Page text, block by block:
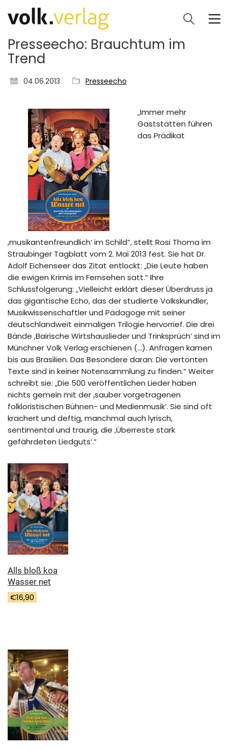
Presseecho: Brauchtum im
Trend
04.06.2013 Presseecho
„Immer mehr
Gaststätten führen
das Prädikat
,musikantenfreundlich‘ im Schild“, stellt Rosi Thoma im
Straubinger Tagblatt vom 2. Mai 2013 fest. Sie hat Dr.
Adolf Eichenseer das Zitat entlockt: „Die Leute haben
die ewigen Krimis im Fernsehen satt.“ Ihre
Schlussfolgerung: „Vielleicht erklärt dieser Überdruss ja
das gigantische Echo, das der studierte Volkskundler,
Musikwissenschaftler und Pädagoge mit seiner
deutschlandweit einmaligen Trilogie hervorrief. Die drei
Bände ,Bairische Wirtshauslieder und Trinksprüch‘ sind im
Münchner Volk Verlag erschienen (…). Anfragen kamen
bis aus Brasilien. Das Besondere daran: Die vertonten
Texte sind in keiner Notensammlung zu finden.“ Weiter
schreibt sie: „Die 500 veröffentlichen Lieder haben
nichts gemein mit der ,sauber vorgetragenen
folkloristischen Bühnen- und Medienmusik‘. Sie sind oft
krachert und deftig, manchmal auch lyrisch,
sentimental und traurig, die ,Überreste stark
gefährdeten Liedguts‘.“
Alls bloß koa
Wasser net
€16,90